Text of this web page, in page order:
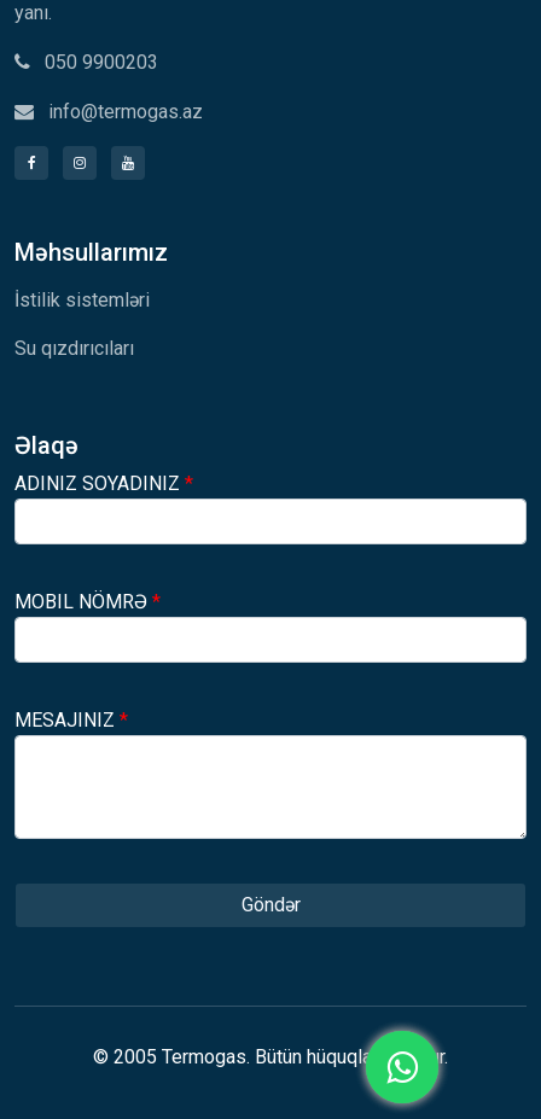
yanı.
050 9900203
info@termogas.az
Məhsullarımız
İstilik sistemləri
Su qızdırıcıları
Əlaqə
ADINIZ SOYADINIZ *
MOBIL NÖMRƏ *
MESAJINIZ *
Göndər
© 2005 Termogas. Bütün hüquqlar qorunur.